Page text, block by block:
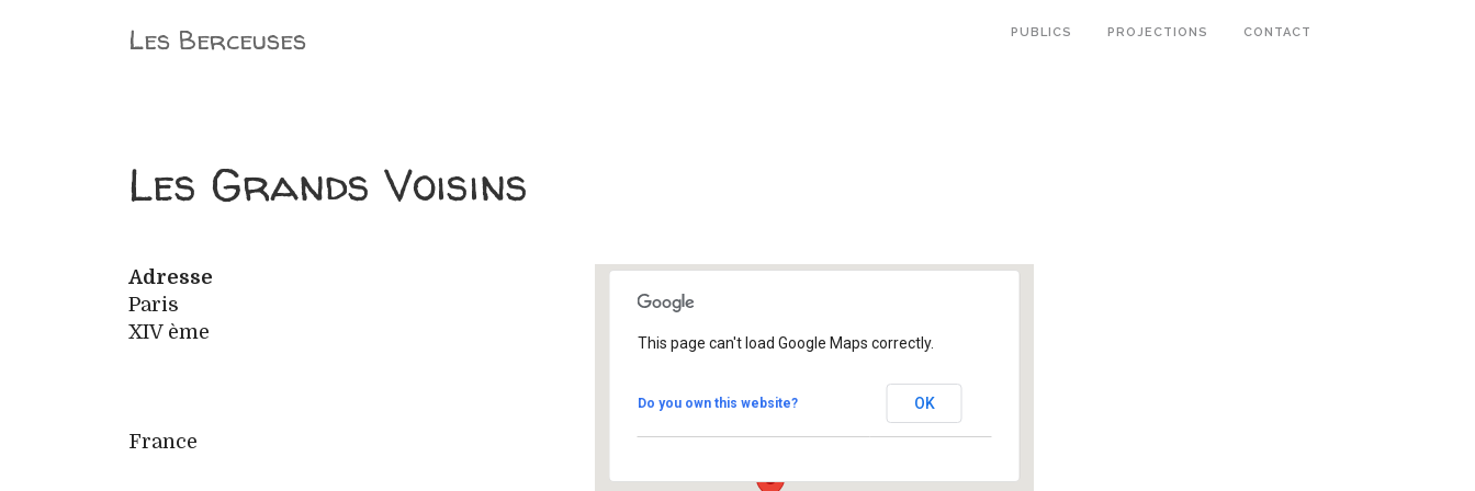
Les Berceuses PUBLICS PROJECTIONS CONTACT
Les Grands Voisins
Paris - XIV ème
This page can't load Google Maps correctly.
Do you own this website? OK
Adresse
Paris
XIV ème
France